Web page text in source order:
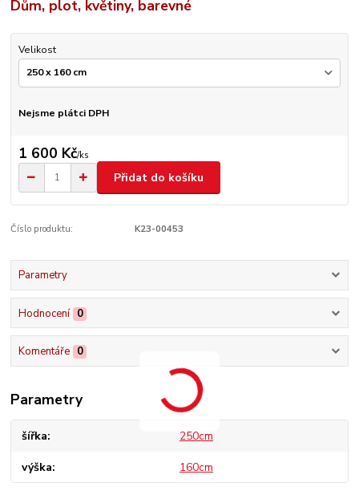
Dům, plot, květiny, barevné
Velikost
Nejsme plátci DPH
1 600 Kč/ks
Přidat do košíku
Číslo produktu: K23-00453
Parametry
Hodnocení 0
Komentáře 0
Parametry
šířka 250cm
výška 160cm